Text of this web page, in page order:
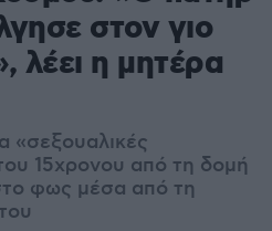
στον γιο
λέει η μητέρα
«σεξουαλικές
15χρονου από τη δομή
φως μέσα από τη